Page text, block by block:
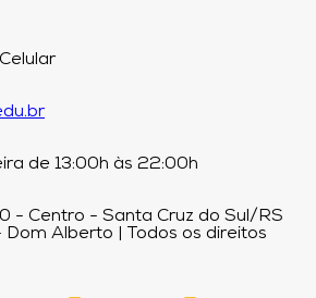
de 13:00h às 22:00h
- Centro - Santa Cruz do Sul/RS
Alberto | Todos os direitos